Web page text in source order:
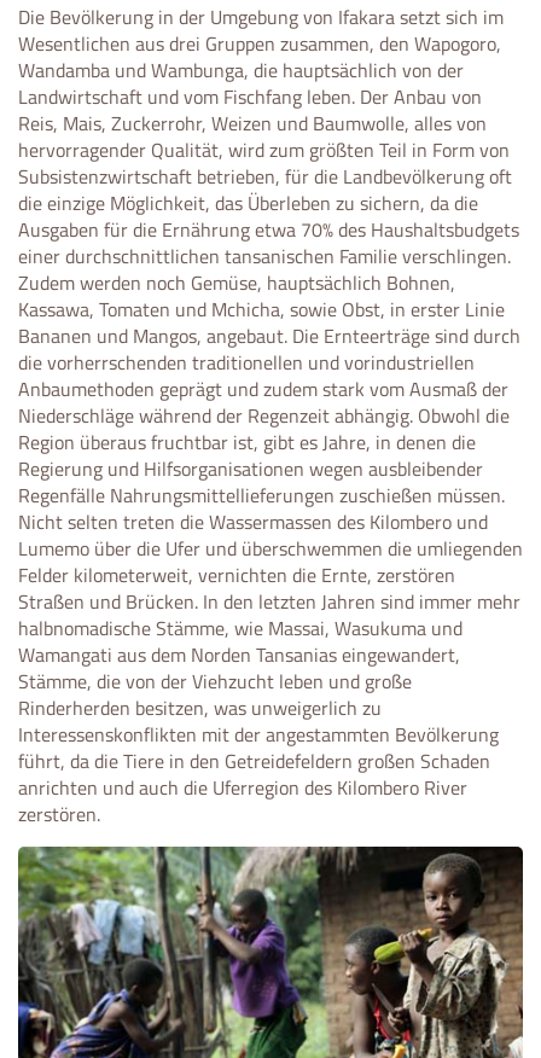
Die Bevölkerung in der Umgebung von Ifakara setzt sich im
Wesentlichen aus drei Gruppen zusammen, den Wapogoro,
Wandamba und Wambunga, die hauptsächlich von der
Landwirtschaft und vom Fischfang leben. Der Anbau von
Reis, Mais, Zuckerrohr, Weizen und Baumwolle, alles von
hervorragender Qualität, wird zum größten Teil in Form von
Subsistenzwirtschaft betrieben, für die Landbevölkerung oft
die einzige Möglichkeit, das Überleben zu sichern, da die
Ausgaben für die Ernährung etwa 70% des Haushaltsbudgets
einer durchschnittlichen tansanischen Familie verschlingen.
Zudem werden noch Gemüse, hauptsächlich Bohnen,
Kassawa, Tomaten und Mchicha, sowie Obst, in erster Linie
Bananen und Mangos, angebaut. Die Ernteerträge sind durch
die vorherrschenden traditionellen und vorindustriellen
Anbaumethoden geprägt und zudem stark vom Ausmaß der
Niederschläge während der Regenzeit abhängig. Obwohl die
Region überaus fruchtbar ist, gibt es Jahre, in denen die
Regierung und Hilfsorganisationen wegen ausbleibender
Regenfälle Nahrungsmittellieferungen zuschießen müssen.
Nicht selten treten die Wassermassen des Kilombero und
Lumemo über die Ufer und überschwemmen die umliegenden
Felder kilometerweit, vernichten die Ernte, zerstören
Straßen und Brücken. In den letzten Jahren sind immer mehr
halbnomadische Stämme, wie Massai, Wasukuma und
Wamangati aus dem Norden Tansanias eingewandert,
Stämme, die von der Viehzucht leben und große
Rinderherden besitzen, was unweigerlich zu
Interessenskonflikten mit der angestammten Bevölkerung
führt, da die Tiere in den Getreidefeldern großen Schaden
anrichten und auch die Uferregion des Kilombero River
zerstören.